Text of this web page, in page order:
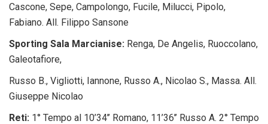
Cascone, Sepe, Campolongo, Fucile, Milucci, Pipolo,
Fabiano. All. Filippo Sansone
Sporting Sala Marcianise: Renga, De Angelis, Ruoccolano,
Galeotafiore,
Russo B., Vigliotti, Iannone, Russo A., Nicolao S., Massa. All.
Giuseppe Nicolao
Reti: 1° Tempo al 10’34’’ Romano, 11’36’’ Russo A. 2° Tempo